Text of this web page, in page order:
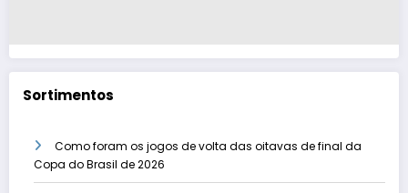
Sortimentos
Como foram os jogos de volta das oitavas de final da
Copa do Brasil de 2026